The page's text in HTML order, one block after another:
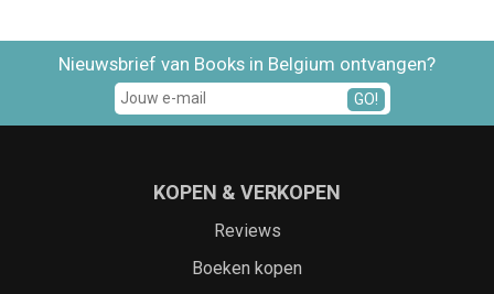
Nieuwsbrief van Books in Belgium ontvangen?
GO!
KOPEN & VERKOPEN
Reviews
Boeken kopen